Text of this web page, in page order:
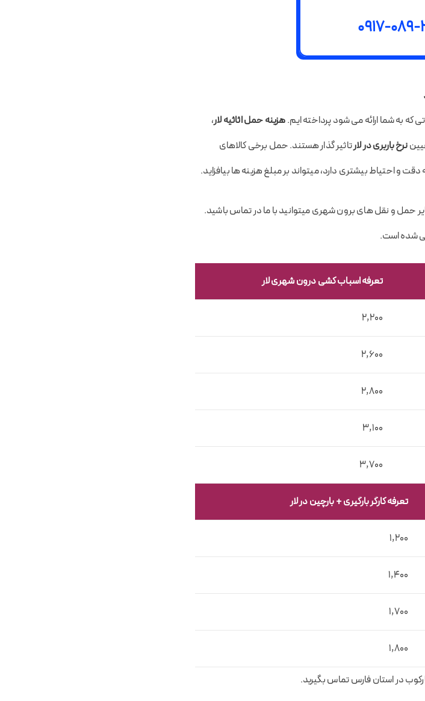
0917-
که به شما ارائه می شود پرداخته ایم.هزینه حمل اثاثیه لار،
نرخ باربری در لارتاثیر گذار هستند. حمل برخی کالاهای
و احتیاط بیشتری دارد، میتواند بر مبلغ هزینه ها بیافزاید.
حمل و نقل های برون شهری میتوانید با ما در تماس باشید.
تعرفه اسباب کشی درون شهری لار
2,200
2,600
2,800
3,100
3,700
تعرفه کارگر بارگیری + بارچین در لار
1,200
1,400
1,700
1,800
در استان فارس تماس بگیرید.